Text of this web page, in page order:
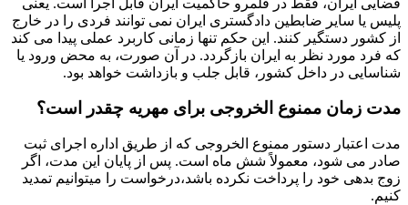
پلیس یا سایر ضابطین دادگستری ایران نمی توانند فردی را در خارج
از کشور دستگیر کنند. این حکم تنها زمانی کاربرد عملی پیدا می کند
که فرد مورد نظر به ایران بازگردد. در آن صورت، به محض ورود یا
شناسایی در داخل کشور، قابل جلب و بازداشت خواهد بود.
مدت زمان ممنوع الخروجی برای مهریه چقدر است؟
مدت اعتبار دستور ممنوع الخروجی که از طریق اداره اجرای ثبت
صادر می شود، معمولاً شش ماه است. پس از پایان این مدت، اگر
زوج بدهی خود را پرداخت نکرده باشد،درخواست را میتوانیم تمدید
کنیم.